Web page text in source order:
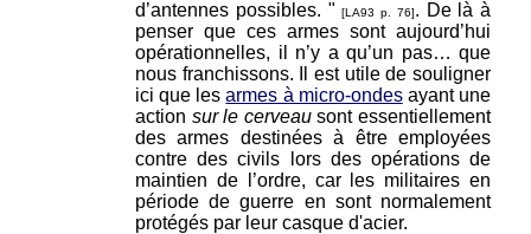
d’antennes possibles. "[LA93 p. 76]. De là à
penser que ces armes sont aujourd’hui
opérationnelles, il n’y a qu’un pas… que
nous franchissons. Il est utile de souligner
ici que lesarmes à micro-ondesayant une
action sur le cerveausont essentiellement
des armes destinées à être employées
contre des civils lors des opérations de
maintien de l’ordre, car les militaires en
période de guerre en sont normalement
protégés par leur casque d'acier.